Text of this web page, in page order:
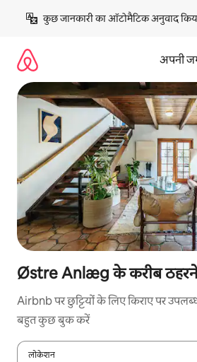
छोड़कर
कॉन्टेंट
कुछ जानकारी का ऑटोमैटिक अनुवाद
अपनी
Østre Anlæg के करीब
Airbnb पर छुट्टियों के लिए किराए पर
बहुत कुछ बुक करें
लोकेशन